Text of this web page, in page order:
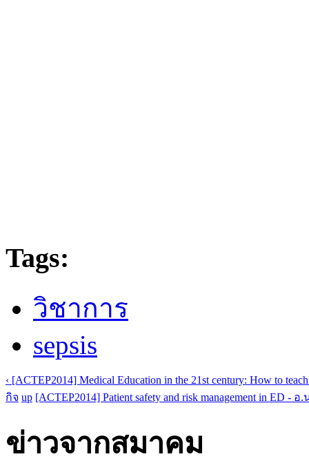
Tags:
วิชาการ
sepsis
‹ [ACTEP2014] Medical Education in the 21st century: How to
กิจ up [ACTEP2014] Patient safety and risk management in ED -
ข่าวจากสมาคม